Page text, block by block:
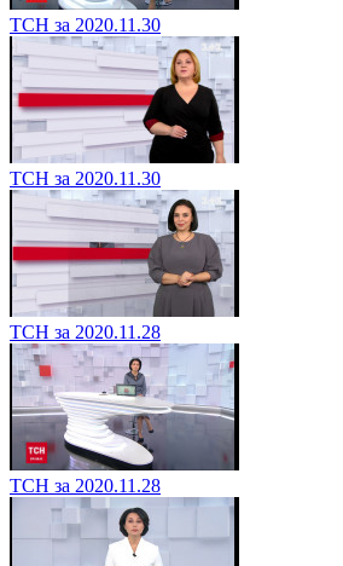
ТСН за 2020.11.30
ТСН за 2020.11.30
ТСН за 2020.11.28
ТСН за 2020.11.28